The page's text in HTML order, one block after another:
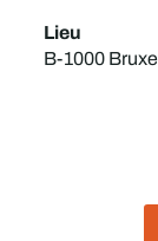
Lieu
B-1000